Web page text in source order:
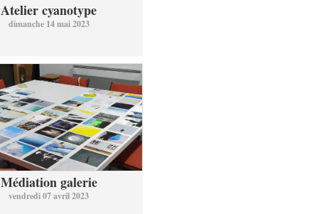
Atelier cyanotype
dimanche 14 mai 2023
Médiation galerie
vendredi 07 avril 2023